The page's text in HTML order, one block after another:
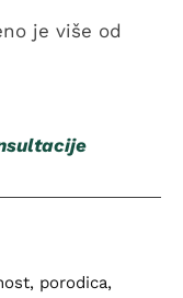
je više od
, porodica,